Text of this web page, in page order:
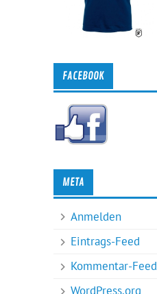
FACEBOOK
META
Anmelden
Eintrags-Feed
Kommentar-Feed
WordPress.org